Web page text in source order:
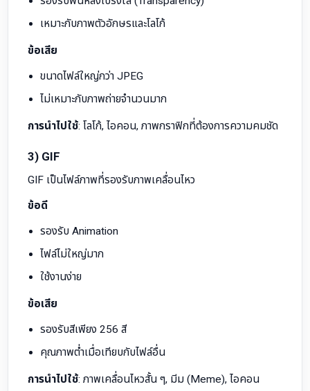
เหมาะกับภาพตัวอักษรและโลโก้
ข้อเสีย
ขนาดไฟล์ใหญ่กว่า JPEG
ไม่เหมาะกับภาพถ่ายจำนวนมาก
การนำไปใช้: โลโก้, ไอคอน, ภาพกราฟิกที่ต้องการความคมชัด
3) GIF
GIF เป็นไฟล์ภาพที่รองรับภาพเคลื่อนไหว
ข้อดี
รองรับ Animation
ไฟล์ไม่ใหญ่มาก
ใช้งานง่าย
ข้อเสีย
รองรับสีเพียง 256 สี
คุณภาพต่ำเมื่อเทียบกับไฟล์อื่น
การนำไปใช้: ภาพเคลื่อนไหวสั้น ๆ, มีม (Meme), ไอคอน